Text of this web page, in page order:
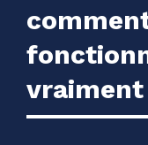
vraiment